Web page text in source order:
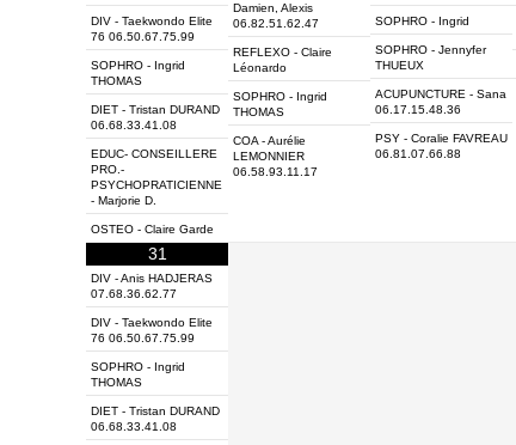
DIV - Taekwondo Elite
76 06.50.67.75.99
SOPHRO - Ingrid
THOMAS
DIET - Tristan DURAND
06.68.33.41.08
EDUC- CONSEILLERE
PRO.-
PSYCHOPRATICIENNE
- Marjorie D.
OSTEO - Claire Garde
Damien, Alexis
06.82.51.62.47
REFLEXO - Claire
Léonardo
SOPHRO - Ingrid
THOMAS
COA - Aurélie
LEMONNIER
06.58.93.11.17
SOPHRO - Ingrid
SOPHRO - Jennyfer
THUEUX
ACUPUNCTURE - Sana
06.17.15.48.36
PSY - Coralie FAVREAU
06.81.07.66.88
31
DIV - Anis HADJERAS
07.68.36.62.77
DIV - Taekwondo Elite
76 06.50.67.75.99
SOPHRO - Ingrid
THOMAS
DIET - Tristan DURAND
06.68.33.41.08